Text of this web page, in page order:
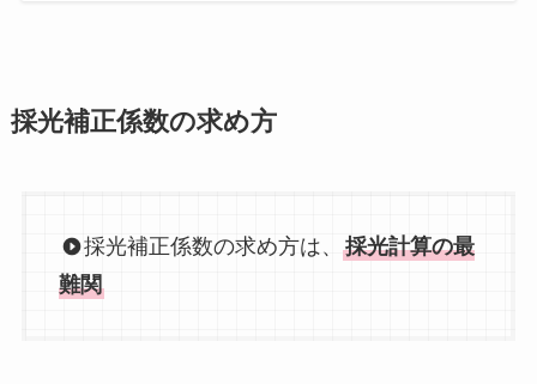
採光補正係数の求め方
採光補正係数の求め方は、採光計算の最
難関